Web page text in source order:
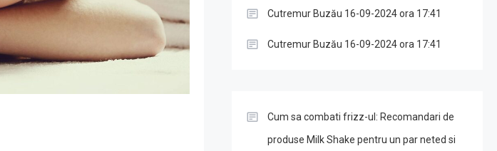
Cutremur Buzău 16-09-2024 ora 17:41
Cutremur Buzău 16-09-2024 ora 17:41
Cum sa combati frizz-ul: Recomandari de
produse Milk Shake pentru un par neted si